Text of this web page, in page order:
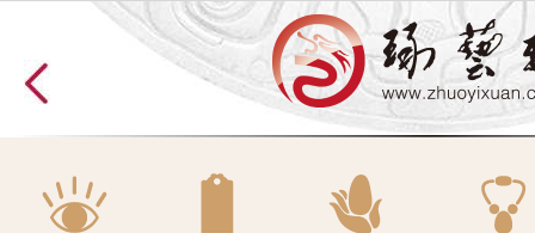
原石 南红 轻奢 名作